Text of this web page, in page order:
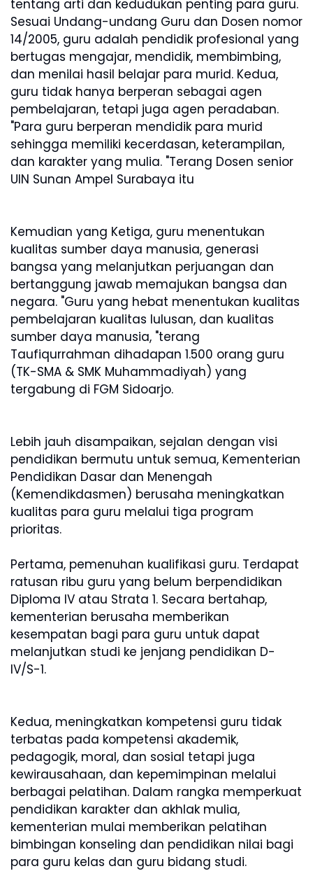
tentang arti dan kedudukan penting para guru.
Sesuai Undang-undang Guru dan Dosen nomor
14/2005, guru adalah pendidik profesional yang
bertugas mengajar, mendidik, membimbing,
dan menilai hasil belajar para murid. Kedua,
guru tidak hanya berperan sebagai agen
pembelajaran, tetapi juga agen peradaban.
"Para guru berperan mendidik para murid
sehingga memiliki kecerdasan, keterampilan,
dan karakter yang mulia. "Terang Dosen senior
UIN Sunan Ampel Surabaya itu
Kemudian yang Ketiga, guru menentukan
kualitas sumber daya manusia, generasi
bangsa yang melanjutkan perjuangan dan
bertanggung jawab memajukan bangsa dan
negara. "Guru yang hebat menentukan kualitas
pembelajaran kualitas lulusan, dan kualitas
sumber daya manusia, "terang
Taufiqurrahman dihadapan 1.500 orang guru
(TK-SMA & SMK Muhammadiyah) yang
tergabung di FGM Sidoarjo.
Lebih jauh disampaikan, sejalan dengan visi
pendidikan bermutu untuk semua, Kementerian
Pendidikan Dasar dan Menengah
(Kemendikdasmen) berusaha meningkatkan
kualitas para guru melalui tiga program
prioritas.
Pertama, pemenuhan kualifikasi guru. Terdapat
ratusan ribu guru yang belum berpendidikan
Diploma IV atau Strata 1. Secara bertahap,
kementerian berusaha memberikan
kesempatan bagi para guru untuk dapat
melanjutkan studi ke jenjang pendidikan D-
IV/S-1.
Kedua, meningkatkan kompetensi guru tidak
terbatas pada kompetensi akademik,
pedagogik, moral, dan sosial tetapi juga
kewirausahaan, dan kepemimpinan melalui
berbagai pelatihan. Dalam rangka memperkuat
pendidikan karakter dan akhlak mulia,
kementerian mulai memberikan pelatihan
bimbingan konseling dan pendidikan nilai bagi
para guru kelas dan guru bidang studi.